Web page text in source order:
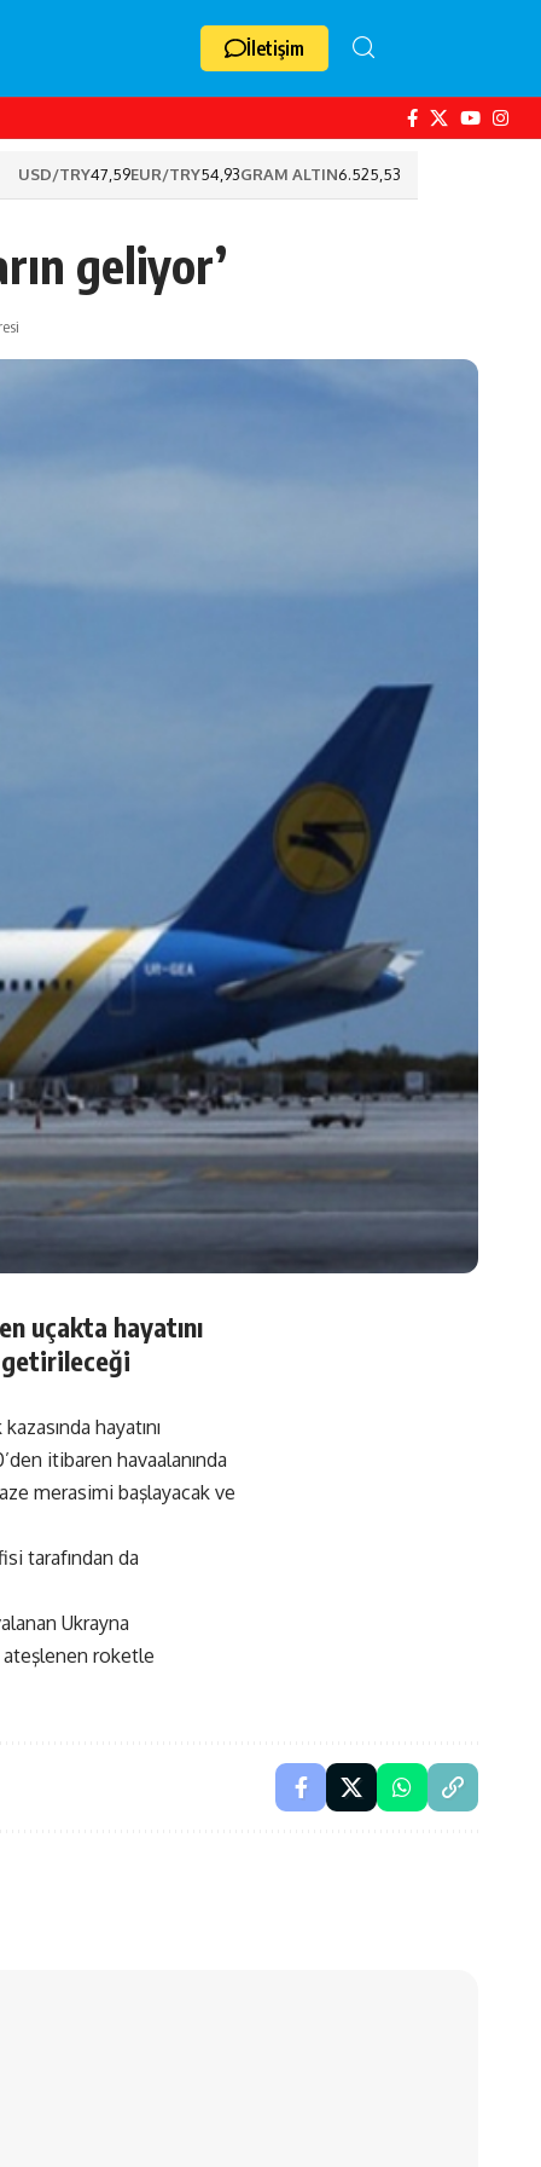
İletişim
USD/TRY47,59EUR/TRY54,93GRAM ALTIN6.525,53
geliyor’
uçakta hayatını
getirileceği
hayatını
itibaren havaalanında
merasimi başlayacak ve
tarafından da
Ukrayna
ateşlenen roketle